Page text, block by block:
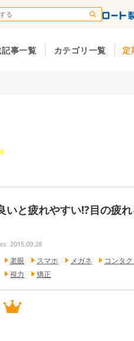
事一覧 カテゴリ一覧 定
いと疲れやすい!?目の疲
2015.09.28
老眼 スマホ メガネ コンタ
視力 矯正